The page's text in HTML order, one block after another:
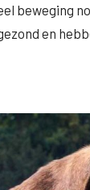
beweging
en